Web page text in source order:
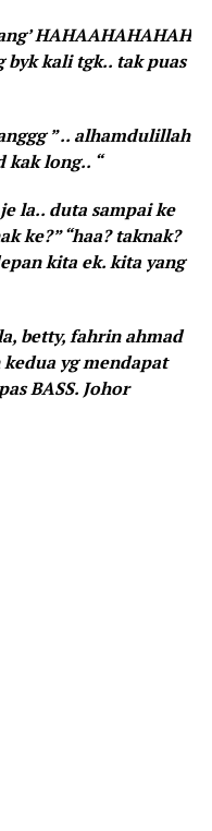
HAHAAHAHAHAH
byk kali tgk.. tak puas
” .. alhamdulillah
kak long.. “
la.. duta sampai ke
ke?” “haa? taknak?
kita ek. kita yang
betty, fahrin ahmad
yg mendapat
BASS. Johor